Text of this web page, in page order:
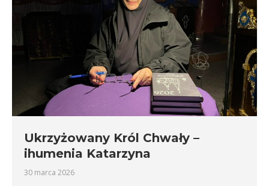
Ukrzyżowany Król Chwały –
ihumenia Katarzyna
30 marca 2026